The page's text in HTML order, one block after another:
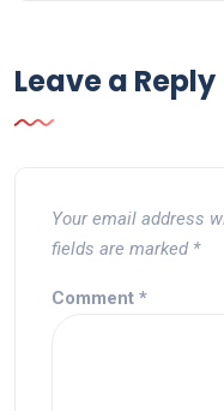
Leave a Reply
Your email address
fields are marked *
Comment *